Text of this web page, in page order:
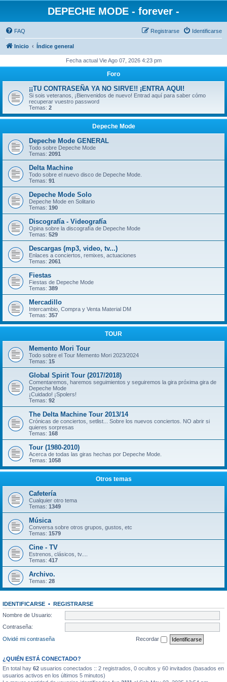
DEPECHE MODE - forever -
FAQ Identificarse
Registrarse
Inicio Índice general
Fecha actual Vie Ago 07, 2026 4:23 pm
Foro
¡¡TU CONTRASEÑA YA NO SIRVE!! ¡ENTRA AQUI!
Si sois veteranos, ¡Bienvenidos de nuevo! Entrad aquí para saber cómo
recuperar vuestro password
Temas: 2
Depeche Mode
Depeche Mode GENERAL
Todo sobre Depeche Mode
Temas: 2091
Delta Machine
Todo sobre el nuevo disco de Depeche Mode.
Temas: 91
Depeche Mode Solo
Depeche Mode en Solitario
Temas: 190
Discografía - Videografía
Opina sobre la discografía de Depeche Mode
Temas: 529
Descargas (mp3, video, tv...)
Enlaces a conciertos, remixes, actuaciones
Temas: 2061
Fiestas
Fiestas de Depeche Mode
Temas: 389
Mercadillo
Intercambio, Compra y Venta Material DM
Temas: 357
TOUR
Memento Mori Tour
Todo sobre el Tour Memento Mori 2023/2024
Temas: 15
Global Spirit Tour (2017/2018)
Comentaremos, haremos seguimientos y seguiremos la gira próxima gira de
Depeche Mode
¡Cuidado! ¡Spolers!
Temas: 92
The Delta Machine Tour 2013/14
Crónicas de conciertos, setlist... Sobre los nuevos conciertos. NO abrir si
quieres sorpresas
Temas: 168
Tour (1980-2010)
Acerca de todas las giras hechas por Depeche Mode.
Temas: 1058
Otros temas
Cafetería
Cualquier otro tema
Temas: 1349
Música
Conversa sobre otros grupos, gustos, etc
Temas: 1579
Cine - TV
Estrenos, clásicos, tv....
Temas: 417
Archivo.
Temas: 28
IDENTIFICARSE • REGISTRARSE
Nombre de Usuario:
Contraseña:
Olvidé mi contraseña
Recordar
¿QUIÉN ESTÁ CONECTADO?
En total hay 62 usuarios conectados :: 2 registrados, 0 ocultos y 60 invitados (basados en
usuarios activos en los últimos 5 minutos)